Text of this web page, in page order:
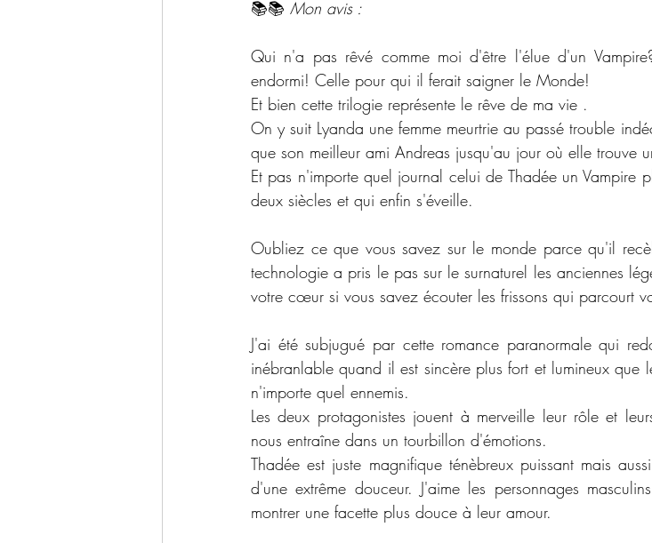
📚📚 Mon avis :
Qui n'a pas rêvé comme moi d'être l'élue d'un
endormi! Celle pour qui il ferait saigner le Monde!
Et bien cette trilogie représente le rêve de ma vie .
On y suit Lyanda une femme meurtrie au passé trouble
que son meilleur ami Andreas jusqu'au jour où elle trouve
Et pas n'importe quel journal celui de Thadée un Vampire
deux siècles et qui enfin s'éveille.
Oubliez ce que vous savez sur le monde parce qu'il
technologie a pris le pas sur le surnaturel les anciennes
votre cœur si vous savez écouter les frissons qui parcourt
J'ai été subjugué par cette romance paranormale qui
inébranlable quand il est sincère plus fort et lumineux que
n'importe quel ennemis.
Les deux protagonistes jouent à merveille leur rôle et
nous entraîne dans un tourbillon d'émotions.
Thadée est juste magnifique ténèbreux puissant mais
d'une extrême douceur. J'aime les personnages
montrer une facette plus douce à leur amour.